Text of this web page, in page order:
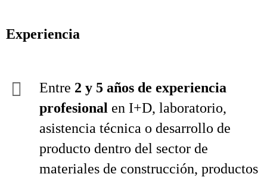
Experiencia
Entre 2 y 5 años de experiencia
profesional en I+D, laboratorio,
asistencia técnica o desarrollo de
producto dentro del sector de
materiales de construcción, productos